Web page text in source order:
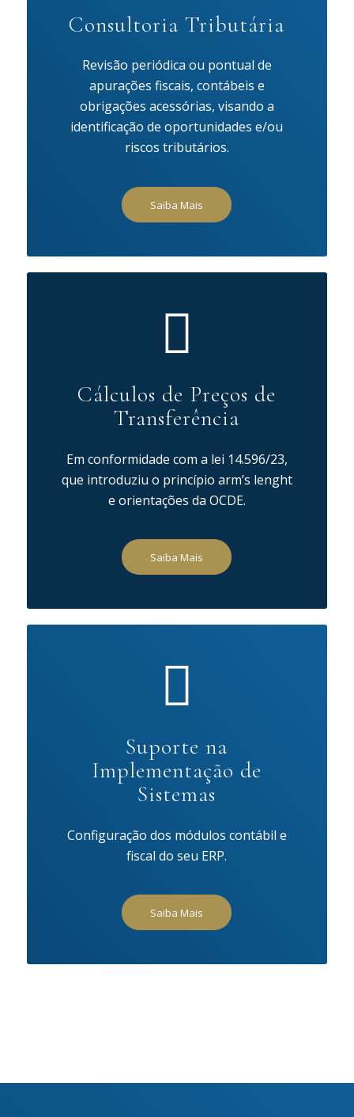
Consultoria Tributária
Revisão periódica ou pontual de
apurações fiscais, contábeis e
obrigações acessórias, visando a
identificação de oportunidades e/ou
riscos tributários.
Saiba Mais
Cálculos de Preços de
Transferência
Em conformidade com a lei 14.596/23,
que introduziu o princípio arm’s lenght
e orientações da OCDE.
Saiba Mais
Suporte na
Implementação de
Sistemas
Configuração dos módulos contábil e
fiscal do seu ERP.
Saiba Mais